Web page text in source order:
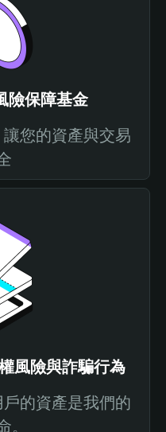
保障基金
您的資產與交易
風險與詐騙行為
的資產是我們的
。